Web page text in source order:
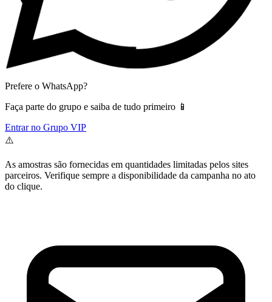
Prefere o WhatsApp?
Faça parte do grupo e saiba de tudo primeiro 📱
Entrar no Grupo VIP
⚠️
As amostras são fornecidas em quantidades limitadas pelos sites
parceiros. Verifique sempre a disponibilidade da campanha no ato
do clique.